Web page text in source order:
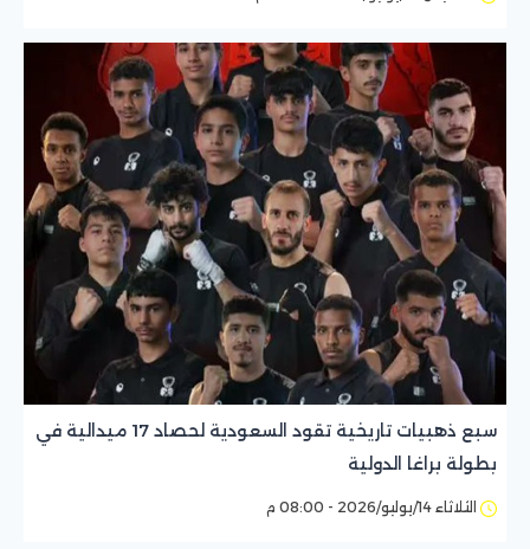
سبع ذهبيات تاريخية تقود السعودية لحصاد 17 ميدالية في
بطولة براغا الدولية
الثلاثاء 14/يوليو/2026 - 08:00 م